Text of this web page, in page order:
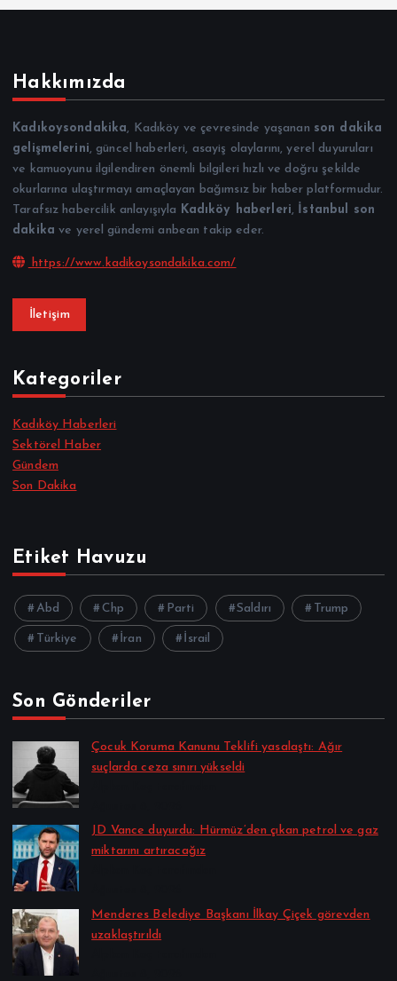
Hakkımızda
Kadıkoysondakika, Kadıköy ve çevresinde yaşanan son dakika
gelişmelerini, güncel haberleri, asayiş olaylarını, yerel duyuruları
ve kamuoyunu ilgilendiren önemli bilgileri hızlı ve doğru şekilde
okurlarına ulaştırmayı amaçlayan bağımsız bir haber platformudur.
Tarafsız habercilik anlayışıyla Kadıköy haberleri,
İstanbul son
dakika ve yerel gündemi anbean takip eder.
https://www.kadikoysondakika.com/
İletişim
Kategoriler
Kadıköy Haberleri
Sektörel Haber
Gündem
Son Dakika
Etiket Havuzu
Abd Chp Parti Saldırı Trump
Türkiye İran İsrail
Son Gönderiler
Çocuk Koruma Kanunu Teklifi yasalaştı: Ağır
suçlarda ceza sınırı yükseldi
JD Vance duyurdu: Hürmüz’den çıkan petrol ve gaz
miktarını artıracağız
Menderes Belediye Başkanı İlkay Çiçek görevden
uzaklaştırıldı